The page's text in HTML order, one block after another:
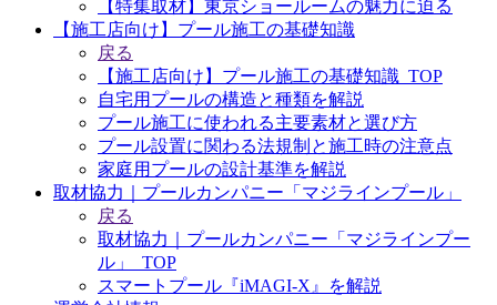
【特集取材】東京ショールームの魅力に迫る
【施工店向け】プール施工の基礎知識
戻る
【施工店向け】プール施工の基礎知識_TOP
自宅用プールの構造と種類を解説
プール施工に使われる主要素材と選び方
プール設置に関わる法規制と施工時の注意点
家庭用プールの設計基準を解説
取材協力｜プールカンパニー「マジラインプール」
戻る
取材協力｜プールカンパニー「マジラインプー
ル」_TOP
スマートプール『iMAGI-X』を解説